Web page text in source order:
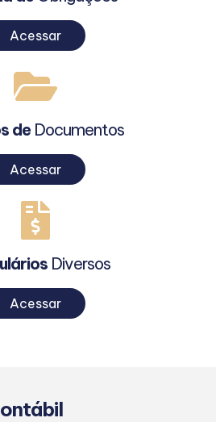
Acessar
de Documentos
Acessar
Diversos
Acessar